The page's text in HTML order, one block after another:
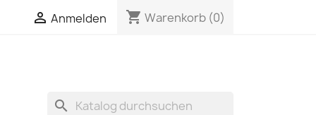
 Anmelden shopping_cart Warenkorb (0)
search